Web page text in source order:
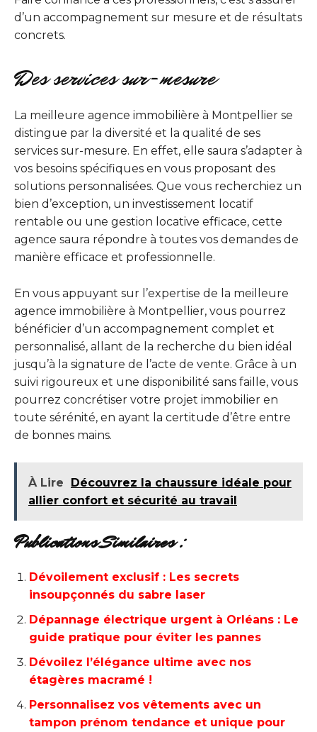
d’un accompagnement sur mesure et de résultats
concrets.
Des services sur-mesure
La meilleure agence immobilière à Montpellier se
distingue par la diversité et la qualité de ses
services sur-mesure. En effet, elle saura s’adapter à
vos besoins spécifiques en vous proposant des
solutions personnalisées. Que vous recherchiez un
bien d’exception, un investissement locatif
rentable ou une gestion locative efficace, cette
agence saura répondre à toutes vos demandes de
manière efficace et professionnelle.
En vous appuyant sur l’expertise de la meilleure
agence immobilière à Montpellier, vous pourrez
bénéficier d’un accompagnement complet et
personnalisé, allant de la recherche du bien idéal
jusqu’à la signature de l’acte de vente. Grâce à un
suivi rigoureux et une disponibilité sans faille, vous
pourrez concrétiser votre projet immobilier en
toute sérénité, en ayant la certitude d’être entre
de bonnes mains.
À Lire
Découvrez la chaussure idéale pour
allier confort et sécurité au travail
Publications Similaires :
Dévoilement exclusif : Les secrets
insoupçonnés du sabre laser
Dépannage électrique urgent à Orléans : Le
guide pratique pour éviter les pannes
Dévoilez l’élégance ultime avec nos
étagères macramé !
Personnalisez vos vêtements avec un
tampon prénom tendance et unique pour